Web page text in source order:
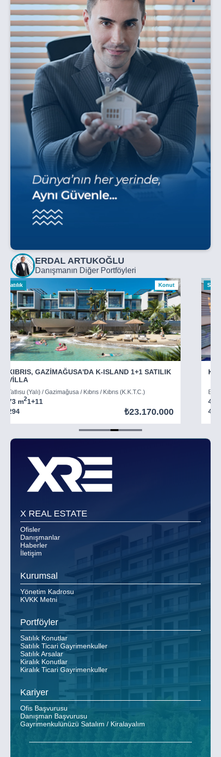
ERDAL ARTUKOĞLU
Danışmanın Diğer Portföyleri
Satılık Konut
KIBRIS, GAZİMAĞUSA'DA K-ISLAND 1+1 SATILIK
VİLLA
Tatlısu (Yalı) / Gazimağusa / Kıbrıs / Kıbrıs (K.K.T.C.)
73 m21+11
294
₺23.170.000
45
403
of
X REAL ESTATE
Ofisler
Danışmanlar
Haberler
İletişim
Kurumsal
Yönetim Kadrosu
KVKK Metni
Portföyler
Satılık Konutlar
Satılık Ticari Gayrimenkuller
Satılık Arsalar
Kiralık Konutlar
Kiralık Ticari Gayrimenkuller
Kariyer
Ofis Başvurusu
Danışman Başvurusu
Gayrimenkulünüzü Satalım / Kiralayalım